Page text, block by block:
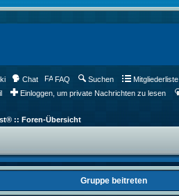
Chat FAQ Suchen Mitgliederliste
Einloggen, um private Nachrichten zu lesen
:: Foren-Übersicht
Gruppe beitreten